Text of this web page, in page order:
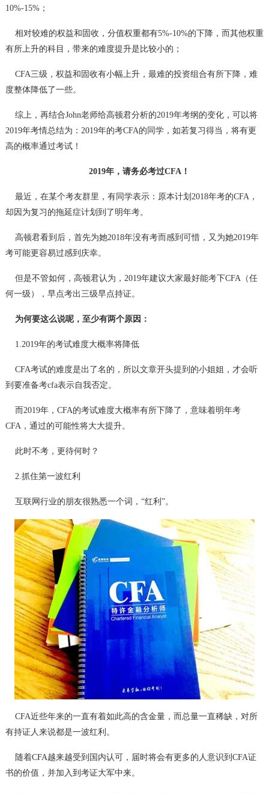
10%-15%；
相对较难的权益和固收，分值权重都有5%-10%的下降，而其他权重
有所上升的科目，带来的难度提升是比较小的；
CFA三级，权益和固收有小幅上升，最难的投资组合有所下降，难
度整体降低了一些。
综上，再结合John老师给高顿君分析的2019年考纲的变化，可以将
2019年考情总结为：2019年的考CFA的同学，如若复习得当，将有更
高的概率通过考试！
2019年，请务必考过CFA！
最近，在某个考友群里，有同学表示：原本计划2018年考的CFA，
却因为复习的拖延症计划到了明年考。
高顿君看到后，首先为她2018年没有考而感到可惜，又为她2019年
考可能更容易过感到庆幸。
但是不管如何，高顿君认为，2019年建议大家最好能考下CFA（任
何一级），早点考出三级早点持证。
为何要这么说呢，至少有两个原因：
1.2019年的考试难度大概率将降低
CFA考试的难度是出了名的，所以文章开头提到的小姐姐，才会听
到要准备考cfa表示自我否定。
而2019年，CFA的考试难度大概率有所下降了，意味着明年考
CFA，通过的可能性将大大提升。
此时不考，更待何时？
2.抓住第一波红利
互联网行业的朋友很熟悉一个词，“红利”。
CFA近些年来的一直有着如此高的含金量，而总量一直稀缺，对所
有持证人来说都是一波红利。
随着CFA越来越受到国内认可，届时将会有更多的人意识到CFA证
书的价值，并加入到考证大军中来。